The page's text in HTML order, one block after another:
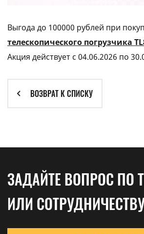
Выгода до 100000 рублей при
телескопического погрузчика
Акция действует с 04.06.2026 по
ВОЗВРАТ К СПИСКУ
ЗАДАЙТЕ ВОПРОС ПО
ИЛИ